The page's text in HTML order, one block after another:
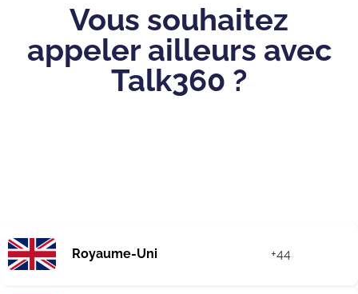
Vous souhaitez
appeler ailleurs avec
Talk360 ?
Royaume-Uni +44